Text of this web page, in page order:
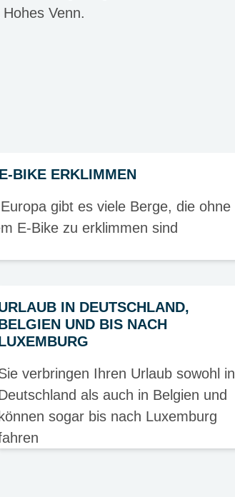
Venn.
BIKE ERKLIMMEN
gibt es viele Berge, die ohne
E-Bike zu erklimmen sind
IN DEUTSCHLAND,
UND BIS NACH
verbringen Ihren Urlaub sowohl in
als auch in Belgien und
sogar bis nach Luxemburg